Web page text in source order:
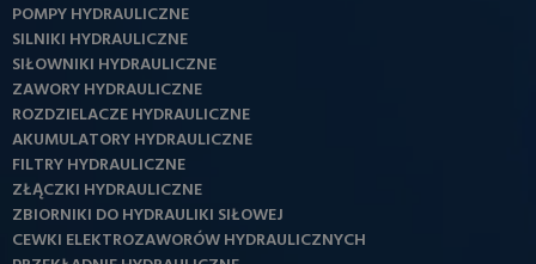
POMPY HYDRAULICZNE
SILNIKI HYDRAULICZNE
SIŁOWNIKI HYDRAULICZNE
ZAWORY HYDRAULICZNE
ROZDZIELACZE HYDRAULICZNE
AKUMULATORY HYDRAULICZNE
FILTRY HYDRAULICZNE
ZŁĄCZKI HYDRAULICZNE
ZBIORNIKI DO HYDRAULIKI SIŁOWEJ
CEWKI ELEKTROZAWORÓW HYDRAULICZNYCH